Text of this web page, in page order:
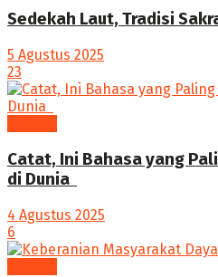
Sedekah Laut, Tradisi
5 Agustus 2025
23
‎Catat, Ini Bahasa yang
di Dunia ‎
4 Agustus 2025
6